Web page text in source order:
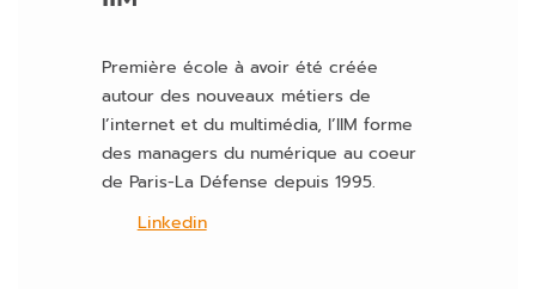
Première école à avoir été créée
autour des nouveaux métiers de
l’internet et du multimédia, l’IIM forme
des managers du numérique au coeur
de Paris-La Défense depuis 1995.
Linkedin